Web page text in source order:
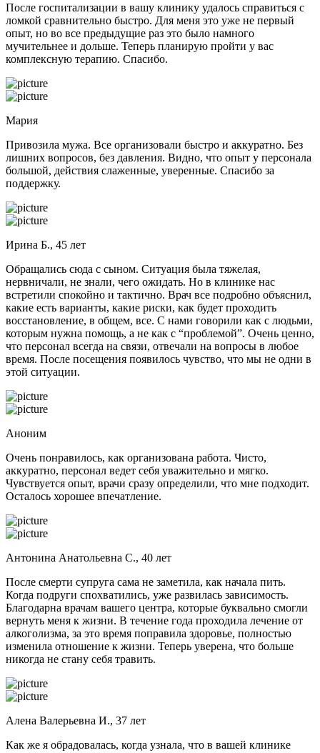
После госпитализации в вашу клинику удалось справиться с
ломкой сравнительно быстро. Для меня это уже не первый
опыт, но во все предыдущие раз это было намного
мучительнее и дольше. Теперь планирую пройти у вас
комплексную терапию. Спасибо.
Мария
Привозила мужа. Все организовали быстро и аккуратно. Без
лишних вопросов, без давления. Видно, что опыт у персонала
большой, действия слаженные, уверенные. Спасибо за
поддержку.
Ирина Б., 45 лет
Обращались сюда с сыном. Ситуация была тяжелая,
нервничали, не знали, чего ожидать. Но в клинике нас
встретили спокойно и тактично. Врач все подробно объяснил,
какие есть варианты, какие риски, как будет проходить
восстановление, в общем, все. С нами говорили как с людьми,
которым нужна помощь, а не как с “проблемой”. Очень ценно,
что персонал всегда на связи, отвечали на вопросы в любое
время. После посещения появилось чувство, что мы не одни в
этой ситуации.
Аноним
Очень понравилось, как организована работа. Чисто,
аккуратно, персонал ведет себя уважительно и мягко.
Чувствуется опыт, врачи сразу определили, что мне подходит.
Осталось хорошее впечатление.
Антонина Анатольевна С., 40 лет
После смерти супруга сама не заметила, как начала пить.
Когда подруги спохватились, уже развилась зависимость.
Благодарна врачам вашего центра, которые буквально смогли
вернуть меня к жизни. В течение года проходила лечение от
алкоголизма, за это время поправила здоровье, полностью
изменила отношение к жизни. Теперь уверена, что больше
никогда не стану себя травить.
Алена Валерьевна И., 37 лет
Как же я обрадовалась, когда узнала, что в вашей клинике